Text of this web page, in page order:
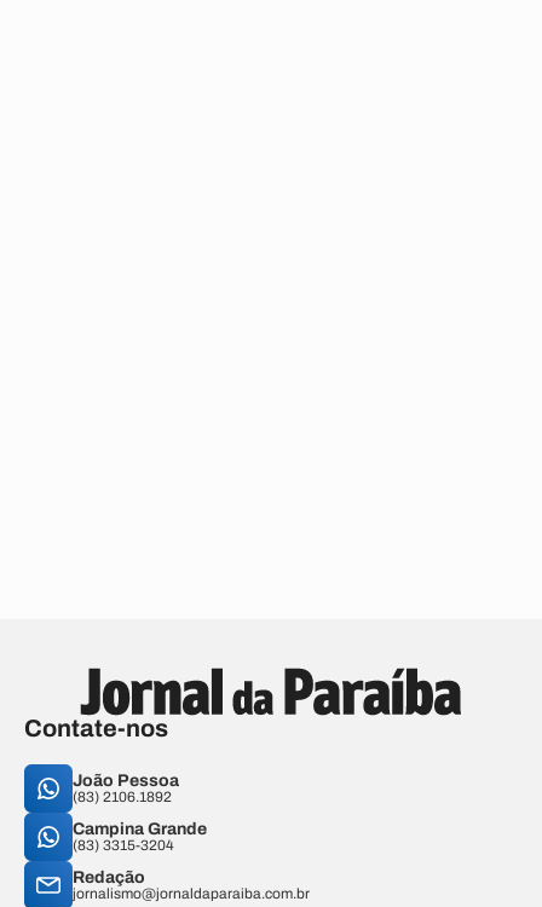
Contate-nos
João Pessoa
(83) 2106.1892
Campina Grande
(83) 3315-3204
Redação
jornalismo@jornaldaparaiba.com.br